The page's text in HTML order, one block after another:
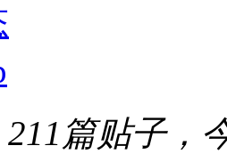
211篇贴子，